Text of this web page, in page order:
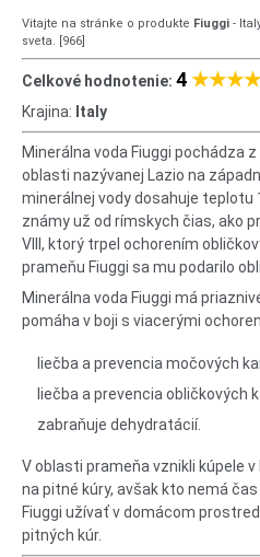
Vitajte na stránke o produkte Fiuggi -
sveta. [966]
Celkové hodnotenie: 4★★★★
Krajina: Italy
Minerálna voda Fiuggi pochádza
oblasti nazývanej Lazio na
minerálnej vody dosahuje teplotu
známy už od rímskych čias, ako
VIII, ktorý trpel ochorením
prameňu Fiuggi sa mu podarilo
Minerálna voda Fiuggi má
pomáha v boji s viacerými
liečba a prevencia močových
liečba a prevencia obličkových
zabraňuje dehydratácií.
V oblasti prameňa vznikli kúpele
na pitné kúry, avšak kto nemá
Fiuggi užívať v domácom
pitných kúr.